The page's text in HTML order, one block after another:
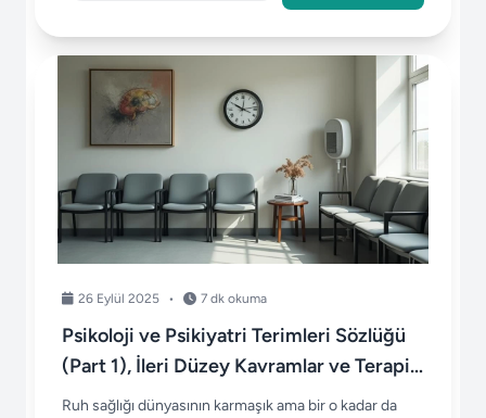
26 Eylül 2025 • 7 dk okuma
Psikoloji ve Psikiyatri Terimleri Sözlüğü
(Part 1), İleri Düzey Kavramlar ve Terapi
Süreçleri
Ruh sağlığı dünyasının karmaşık ama bir o kadar da